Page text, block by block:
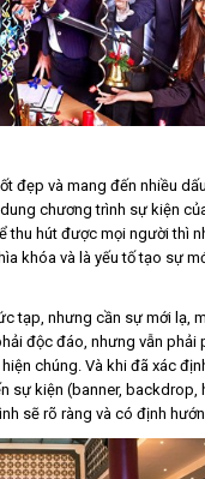
đẹp và mang đến nhiều
chương trình sự kiện
thu hút được mọi người thì
khóa và là yếu tố tạo sự
tạp, nhưng cần sự mới lạ,
độc đáo, nhưng vẫn phải
chúng. Và khi đã xác
sự kiện (banner, backdrop,
sẽ rõ ràng và có định